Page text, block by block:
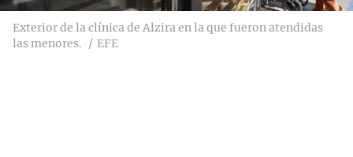
Exterior de la clínica de Alzira en la que fueron atendidas
las menores.
EFE